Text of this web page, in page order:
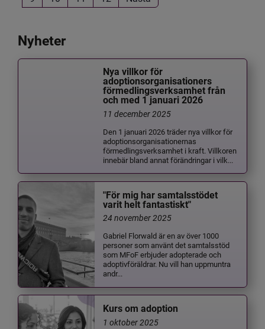
Nyheter
Nya villkor för
adoptionsorganisationers
förmedlingsverksamhet från
och med 1 januari 2026
11 december 2025
Den 1 januari 2026 träder nya villkor för
adoptionsorganisationernas
förmedlingsverksamhet i kraft. Villkoren
innebär bland annat förändringar i vilk...
"För mig har samtalsstödet
varit helt fantastiskt"
24 november 2025
Gabriel Florwald är en av över 1000
personer som använt det samtalsstöd
som MFoF erbjuder adopterade och
adoptivföräldrar. Nu vill han uppmuntra
andr...
Kurs om adoption
1 oktober 2025